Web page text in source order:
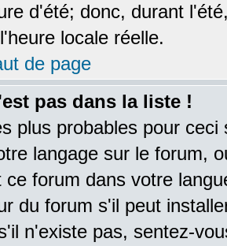
d'été; donc, durant
locale réelle.
de page
pas dans la liste !
plus probables pour
langage sur le forum,
ce forum dans votre
du forum s'il peut
n'existe pas, sentez-